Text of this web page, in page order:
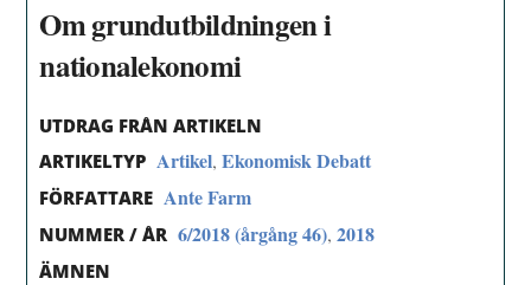
Om grundutbildningen i
nationalekonomi
UTDRAG FRÅN ARTIKELN
ARTIKELTYP Artikel,Ekonomisk Debatt
FÖRFATTARE Ante Farm
NUMMER / ÅR 6/2018 (årgång 46),2018
ÄMNEN